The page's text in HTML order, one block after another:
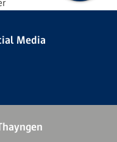
Media